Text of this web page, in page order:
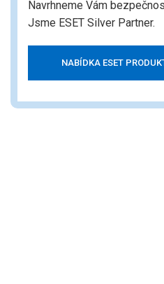
Navrhneme Vám
Jsme ESET Silver Partner.
NABÍDKA ESET